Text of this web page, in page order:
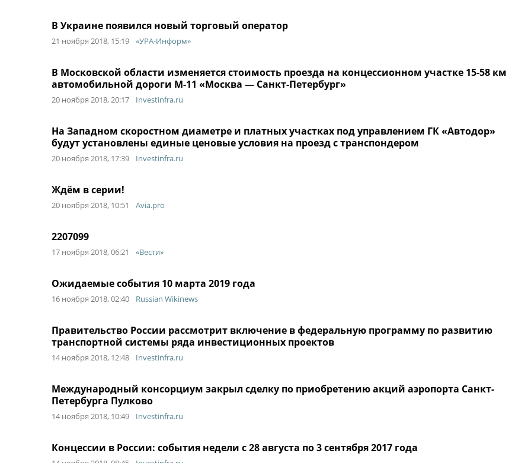
В Украине появился новый торговый оператор
21 ноября 2018, 15:19 «УРА-Информ»
В Московской области изменяется стоимость проезда на концессионном участке 15-58 км
автомобильной дороги М-11 «Москва — Санкт-Петербург»
20 ноября 2018, 20:17 Investinfra.ru
На Западном скоростном диаметре и платных участках под управлением ГК «Автодор»
будут установлены единые ценовые условия на проезд с транспондером
20 ноября 2018, 17:39 Investinfra.ru
Ждём в серии!
20 ноября 2018, 10:51 Avia.pro
2207099
17 ноября 2018, 06:21 «Вести»
Ожидаемые события 10 марта 2019 года
16 ноября 2018, 02:40 Russian Wikinews
Правительство России рассмотрит включение в федеральную программу по развитию
транспортной системы ряда инвестиционных проектов
14 ноября 2018, 12:48 Investinfra.ru
Международный консорциум закрыл сделку по приобретению акций аэропорта Санкт-
Петербурга Пулково
14 ноября 2018, 10:49 Investinfra.ru
Концессии в России: события недели с 28 августа по 3 сентября 2017 года